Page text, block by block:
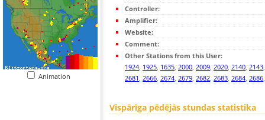
Animation
Controller:
Amplifier:
Website:
Comment:
Other Stations from this User:
1924, 1925, 1635, 2000, 2009, 2020, 2140, 2143
2681, 2666, 2674, 2679, 2682, 2683, 2684, 2686
Vispārīga pēdējās stundas statistika